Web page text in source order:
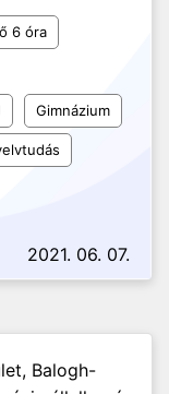
6 óra
Gimnázium
2021. 06. 07.
Balogh-